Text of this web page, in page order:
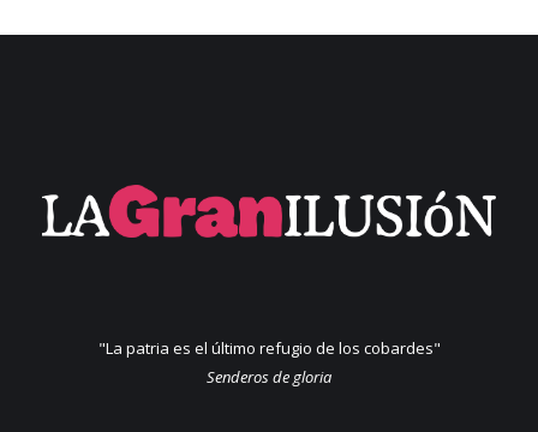
"La patria es el último refugio de los cobardes"
Senderos de gloria